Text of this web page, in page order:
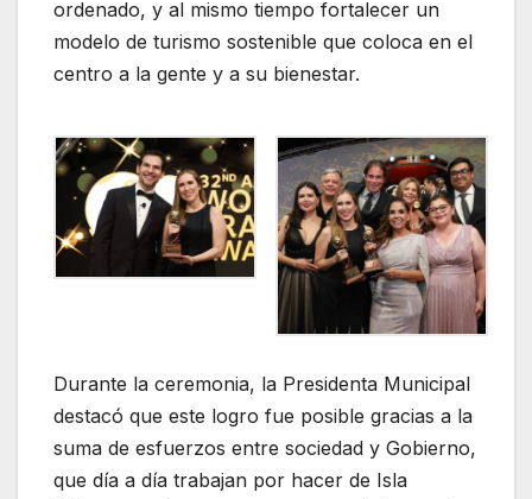
ordenado, y al mismo tiempo fortalecer un
modelo de turismo sostenible que coloca en el
centro a la gente y a su bienestar.
Durante la ceremonia, la Presidenta Municipal
destacó que este logro fue posible gracias a la
suma de esfuerzos entre sociedad y Gobierno,
que día a día trabajan por hacer de Isla